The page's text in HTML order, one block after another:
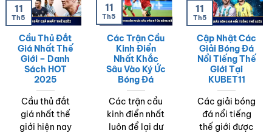
Cầu Thủ Đắt
Giá Nhất Thế
Giới – Danh
Sách HOT
2025
Cầu thủ đắt
giá nhất thế
giới hiện nay
11
Th5
Các Trận Cầu
Kinh Điển
Nhất Khắc
Sâu Vào Ký Ức
Bóng Đá
Các trận cầu
kinh điển nhất
luôn để lại dư
11
Th5
Cập Nhật Các
Giải Bóng Đá
Nổi Tiếng Thế
Giới Tại
KUBET11
Các giải bóng
đá nổi tiếng
thế giới được
11
Th5